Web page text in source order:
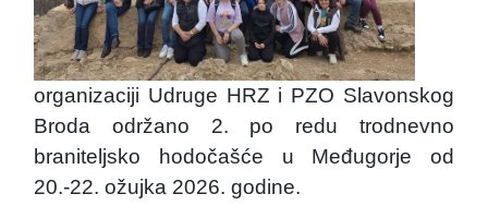
organizaciji Udruge HRZ i PZO Slavonskog
Broda održano 2. po redu trodnevno
braniteljsko hodočašće u Međugorje od
20.-22. ožujka 2026. godine.